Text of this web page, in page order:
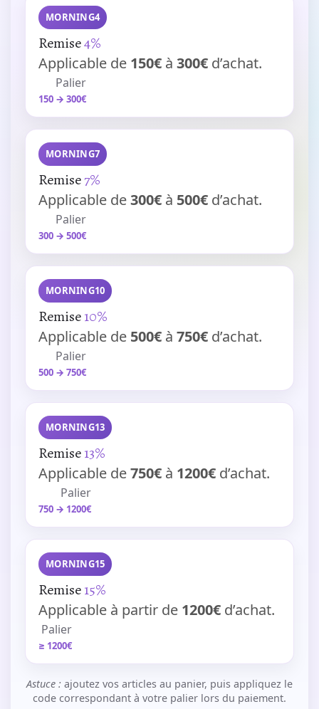
MORNING4
Remise4%
Applicable de 150€ à 300€ d’achat.
Palier
150 → 300€
MORNING7
Remise7%
Applicable de300€ à 500€ d’achat.
Palier
300 → 500€
MORNING10
Remise10%
Applicable de 500€ à 750€ d’achat.
Palier
500 → 750€
MORNING13
Remise13%
Applicable de750€ à 1200€ d’achat.
Palier
750 → 1200€
MORNING15
Remise15%
Applicable à partir de 1200€ d’achat.
Palier
≥ 1200€
Astuce : ajoutez vos articles au panier, puis appliquez le
code correspondant à votre palier lors du paiement.